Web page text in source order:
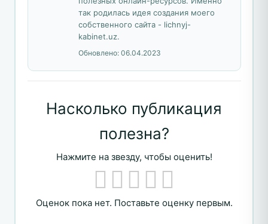
так родилась идея создания моего
собственного сайта - lichnyj-
kabinet.uz.
Обновлено: 06.04.2023
Насколько публикация
полезна?
Нажмите на звезду, чтобы оценить!
Оценок пока нет. Поставьте оценку первым.